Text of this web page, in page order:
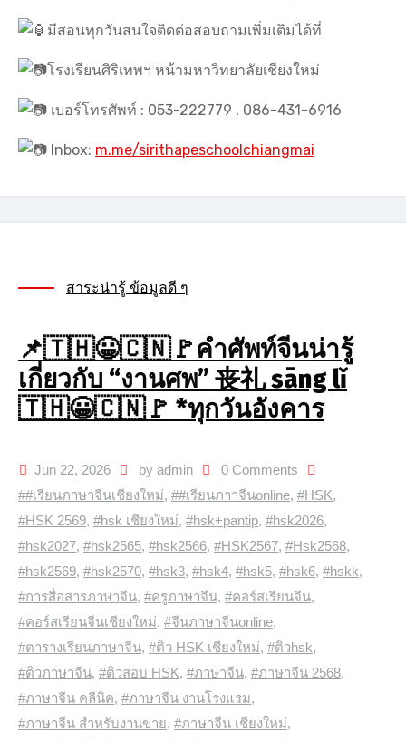
มีสอนทุกวันสนใจติดต่อสอบถามเพิ่มเติมได้ที่
โรงเรียนศิริเทพฯ หน้ามหาวิทยาลัยเชียงใหม่
เบอร์โทรศัพท์ : 053-222779 , 086-431-6916
Inbox: m.me/sirithapeschoolchiangmai
สาระน่ารู้ ข้อมูลดี ๆ
📌🇹🇭😀🇨🇳🚩คำศัพท์จีนน่ารู้
เกี่ยวกับ “งานศพ” 丧礼 sāng lǐ
🇹🇭😀🇨🇳🚩 *ทุกวันอังคาร
Jun 22, 2026 by admin
0 Comments
##เรียนภาษาจีนเชียงใหม่, ##เรียนภาาจีนonline, #HSK,
#HSK 2569, #hsk เชียงใหม่, #hsk+pantip, #hsk2026,
#hsk2027, #hsk2565, #hsk2566, #HSK2567, #Hsk2568,
#hsk2569, #hsk2570, #hsk3, #hsk4, #hsk5, #hsk6, #hskk,
#การสื่อสารภาษาจีน, #ครูภาษาจีน, #คอร์สเรียนจีน,
#คอร์สเรียนจีนเชียงใหม่, #จีนภาษาจีนonline,
#ตารางเรียนภาษาจีน, #ติว HSK เชียงใหม่, #ติวhsk,
#ติวภาษาจีน, #ติวสอบ HSK, #ภาษาจีน, #ภาษาจีน 2568,
#ภาษาจีน คลีนิค, #ภาษาจีน งานโรงแรม,
#ภาษาจีน สำหรับงานขาย, #ภาษาจีน เชียงใหม่,